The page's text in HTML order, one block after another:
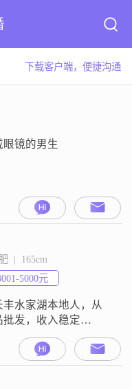
下载客户端，便捷沟通
镜的男生
|  165cm
5000元
丰水家湖本地人，从
发，收入稳定
带两个孩子生活，都
，15岁，老小10岁，
残疾三级，但不影响
以结婚为目的交